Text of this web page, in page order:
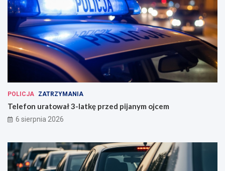
POLICJA ZATRZYMANIA
Telefon uratował 3-latkę przed pijanym ojcem
6 sierpnia 2026